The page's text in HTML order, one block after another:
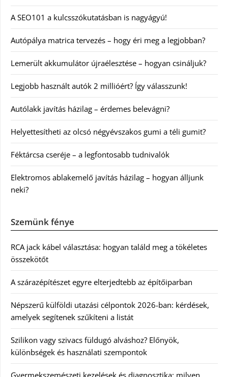
A SEO101 a kulcsszókutatásban is nagyágyú!
Autópálya matrica tervezés – hogy éri meg a legjobban?
Lemerült akkumulátor újraélesztése – hogyan csináljuk?
Legjobb használt autók 2 millióért? Így válasszunk!
Autólakk javítás házilag – érdemes belevágni?
Helyettesítheti az olcsó négyévszakos gumi a téli gumit?
Féktárcsa cseréje – a legfontosabb tudnivalók
Elektromos ablakemelő javítás házilag – hogyan álljunk
neki?
Szemünk fénye
RCA jack kábel választása: hogyan találd meg a tökéletes
összekötőt
A szárazépítészet egyre elterjedtebb az építőiparban
Népszerű külföldi utazási célpontok 2026-ban: kérdések,
amelyek segítenek szűkíteni a listát
Szilikon vagy szivacs füldugó alváshoz? Előnyök,
különbségek és használati szempontok
Gyermekszemészeti kezelések és diagnosztika: milyen